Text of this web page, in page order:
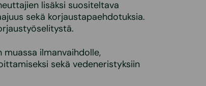
lisäksi suositeltava
sekä korjaustapaehdotuksia.
ilmanvaihdolle,
sekä vedeneristyksiin